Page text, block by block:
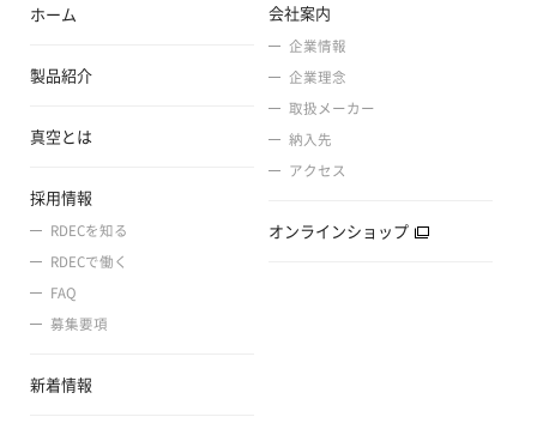
ホーム 会社案内
企業情報
企業理念
取扱メーカー
納入先
アクセス
製品紹介
真空とは
採用情報
RDECを知る
RDECで働く
FAQ
募集要項
新着情報
オンラインショップ